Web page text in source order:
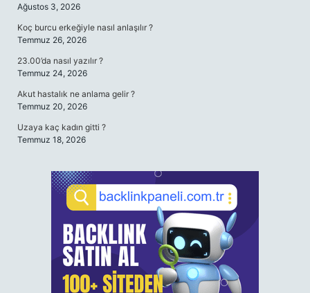
Ağustos 3, 2026
Koç burcu erkeğiyle nasıl anlaşılır ?
Temmuz 26, 2026
23.00’da nasıl yazılır ?
Temmuz 24, 2026
Akut hastalık ne anlama gelir ?
Temmuz 20, 2026
Uzaya kaç kadın gitti ?
Temmuz 18, 2026